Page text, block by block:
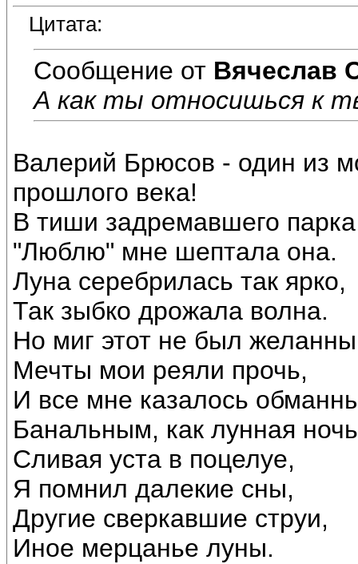
Цитата:
Сообщение от Вячеслав
А как ты относишься к
Валерий Брюсов - один из
прошлого века!
В тиши задремавшего парка
"Люблю" мне шептала она.
Луна серебрилась так ярко,
Так зыбко дрожала волна.
Но миг этот не был
Мечты мои реяли прочь,
И все мне казалось
Банальным, как лунная
Сливая уста в поцелуе,
Я помнил далекие сны,
Другие сверкавшие струи,
Иное мерцанье луны.